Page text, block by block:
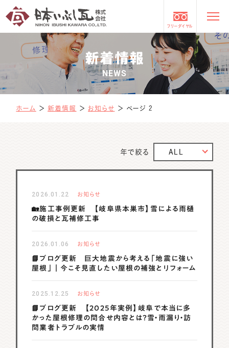
フリーダイヤル
新着情報
NEWS
ホーム ＞ 新着情報 ＞ お知らせ ＞ ページ 2
年で絞る ALL
2026.01.22 お知らせ
🏡施工事例更新 【岐阜県本巣市】雪による雨樋
の破損と瓦補修工事
2026.01.06 お知らせ
📘ブログ更新 巨大地震から考える「地震に強い
屋根」｜今こそ見直したい屋根の補強とリフォーム
2025.12.25 お知らせ
📘ブログ更新 【2025年実例】岐阜で本当に多
かった屋根修理の問合せ内容とは？雪・雨漏り・訪
問業者トラブルの実情